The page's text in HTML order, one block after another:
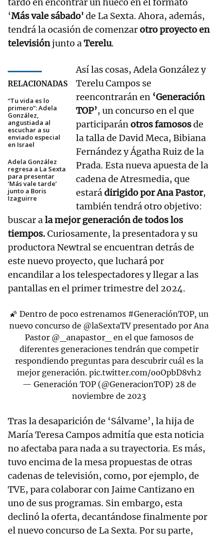
tardó en encontrar un hueco en el formato
‘Más vale sábado' de La Sexta. Ahora, además,
tendrá la ocasión de comenzarotro proyecto en
televisiónjunto aTerelu.
RELACIONADAS
“Tu vida es lo
primero”: Adela
González,
angustiada al
escuchar a su
enviado especial
en Israel
Adela González
regresa a La Sexta
para presentar
‘Más vale tarde’
junto a Boris
Izaguirre
Así las cosas, Adela González y
Terelu Campos se
reencontrarán en ‘Generación
TOP’, un concurso en el que
participaránotros famososde
la talla de David Meca, Bibiana
Fernández y Ágatha Ruiz de la
Prada. Esta nueva apuesta de la
cadena de Atresmedia, que
estarádirigido por Ana Pastor,
también tendrá otro objetivo:
buscar ala mejor generación de todos los
tiempos.Curiosamente, la presentadora y su
productora Newtral se encuentran detrás de
este nuevo proyecto, que luchará por
encandilar a los telespectadores y llegar a las
pantallas en el primer trimestre del 2024.
🌠 Dentro de poco estrenamos #GeneraciónTOP, un
nuevo concurso de @laSextaTV presentado por Ana
Pastor @_anapastor_
en el que famosos de
diferentes generaciones tendrán que competir
respondiendo preguntas para descubrir cuál es la
mejor generación. pic.twitter.com/ooOpbD8vh2
— Generación TOP (@GeneracionTOP) 28 de
noviembre de 2023
Tras la desaparición de ‘Sálvame’, la hija de
María Teresa Campos admitía que esta noticia
no afectaba para nada a su trayectoria. Es más,
tuvo encima de la mesa propuestas de otras
cadenas de televisión, como, por ejemplo, de
TVE, para colaborar con Jaime Cantizano en
uno de sus programas. Sin embargo, esta
declinó la oferta, decantándose finalmente por
el nuevo concurso de La Sexta. Por su parte,